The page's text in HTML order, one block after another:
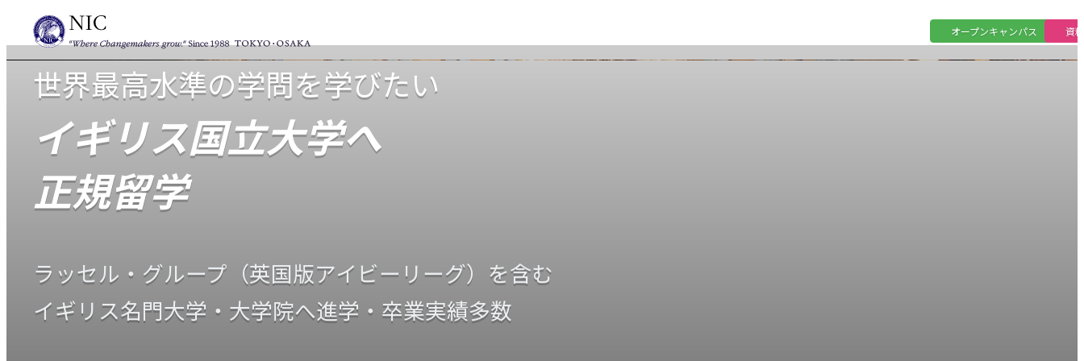
オープンキャンパス 資
世界最高水準の学問を学びたい
イギリス国立大学へ
正規留学
ラッセル・グループ（英国版アイビーリーグ）を含む
イギリス名門大学・大学院へ進学・卒業実績多数